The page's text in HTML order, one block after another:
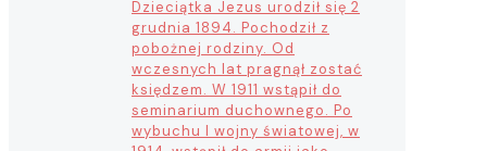
Dzieciątka Jezus urodził się 2
grudnia 1894. Pochodził z
pobożnej rodziny. Od
wczesnych lat pragnął zostać
księdzem. W 1911 wstąpił do
seminarium duchownego. Po
wybuchu I wojny światowej, w